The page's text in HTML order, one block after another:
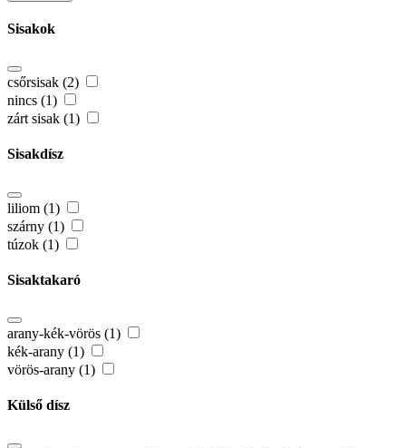
Sisakok
csőrsisak (2)
nincs (1)
zárt sisak (1)
Sisakdísz
liliom (1)
szárny (1)
túzok (1)
Sisaktakaró
arany-kék-vörös (1)
kék-arany (1)
vörös-arany (1)
Külső dísz